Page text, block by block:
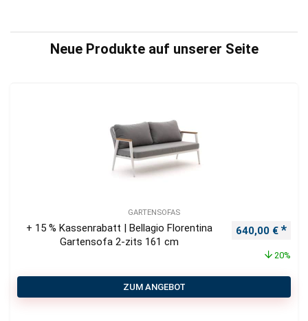
Neue Produkte auf unserer Seite
GARTENSOFAS
+ 15 % Kassenrabatt | Bellagio Florentina
Gartensofa 2-zits 161 cm
640,00 €
20%
ZUM ANGEBOT